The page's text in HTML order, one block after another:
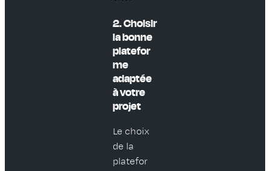
2. Choisir
la bonne
platefor
me
adaptée
à votre
projet
Le choix
de la
platefor